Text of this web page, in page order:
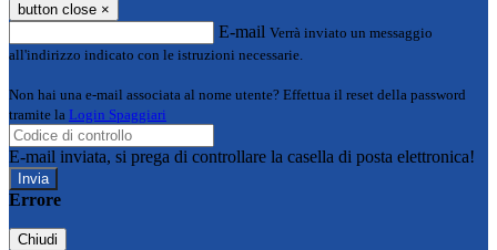
button close ×
E-mail Verrà inviato un messaggio
all'indirizzo indicato con le istruzioni necessarie.
Non hai una e-mail associata al nome utente? Effettua il reset della password
tramite la Login Spaggiari
E-mail inviata, si prega di controllare la casella di posta elettronica!
Errore
Chiudi